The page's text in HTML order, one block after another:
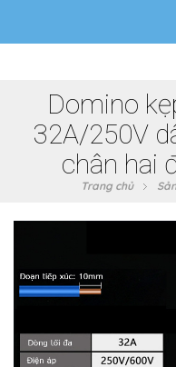
Domino
32A/250V
chân hai
Trang chủ